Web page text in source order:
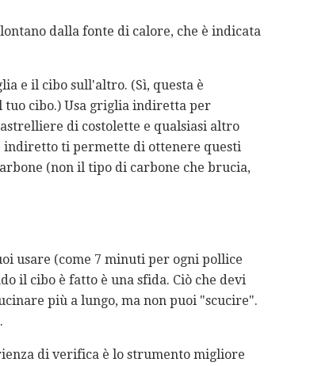
dalla fonte di calore, che è indicata
e il cibo sull'altro. (Sì, questa è
cibo.) Usa griglia indiretta per
di costolette e qualsiasi altro
indiretto ti permette di ottenere questi
(non il tipo di carbone che brucia,
usare (come 7 minuti per ogni pollice
il cibo è fatto è una sfida. Ciò che devi
più a lungo, ma non puoi "scucire".
di verifica è lo strumento migliore